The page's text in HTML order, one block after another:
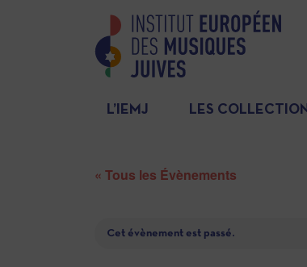
L’IEMJ LES
« Tous les Évènements
Cet évènement est passé.